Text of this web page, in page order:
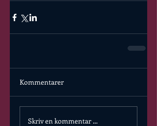
Kommentarer
Skriv en kommentar …